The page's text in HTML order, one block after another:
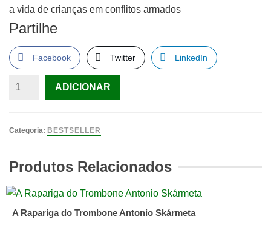
a vida de crianças em conflitos armados
Partilhe
Facebook Twitter LinkedIn
Quantidade
-
do
Leão
prefácio
ADICIONAR
Categoria: BESTSELLER
Produtos Relacionados
A Rapariga do Trombone Antonio Skármeta